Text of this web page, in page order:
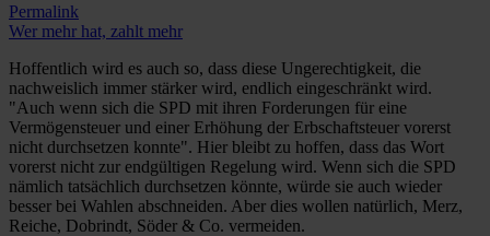
Permalink
Wer mehr hat, zahlt mehr
Hoffentlich wird es auch so, dass diese Ungerechtigkeit, die
nachweislich immer stärker wird, endlich eingeschränkt wird.
"Auch wenn sich die SPD mit ihren Forderungen für eine
Vermögensteuer und einer Erhöhung der Erbschaftsteuer vorerst
nicht durchsetzen konnte". Hier bleibt zu hoffen, dass das Wort
vorerst nicht zur endgültigen Regelung wird. Wenn sich die SPD
nämlich tatsächlich durchsetzen könnte, würde sie auch wieder
besser bei Wahlen abschneiden. Aber dies wollen natürlich, Merz,
Reiche, Dobrindt, Söder & Co. vermeiden.